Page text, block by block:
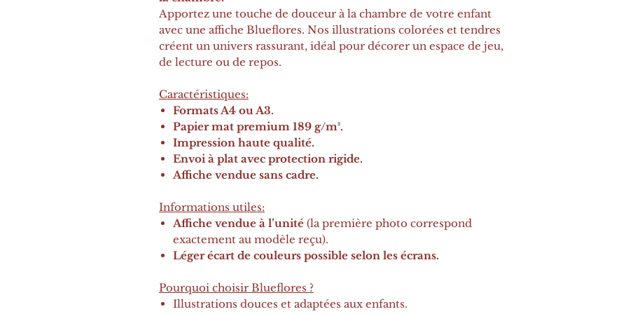
Apportez une touche de douceur à la chambre de votre enfant
avec une affiche Blueflores. Nos illustrations colorées et tendres
créent un univers rassurant, idéal pour décorer un espace de jeu,
de lecture ou de repos.
Caractéristiques:
Formats A4 ou A3.
Papier mat premium 189 g/m².
Impression haute qualité.
Envoi à plat avec protection rigide.
Affiche vendue sans cadre.
Informations utiles:
Affiche vendue à l’unité (la première photo correspond
exactement au modèle reçu).
Léger écart de couleurs possible selon les écrans.
Pourquoi choisir Blueflores ?
Illustrations douces et adaptées aux enfants.